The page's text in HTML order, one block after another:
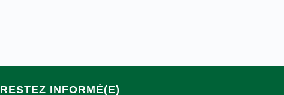
RESTEZ INFORMÉ(E)